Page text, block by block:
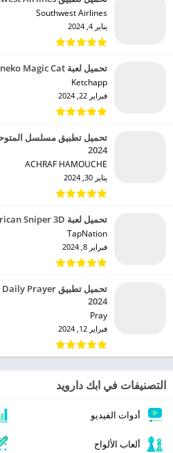
Southwest Airlines‏
يناير 4, 2024
تحميل لعبة Divineko Magic Cat مهكرة للاندرويد 2024
Ketchapp‏
فبراير 22, 2024
تحميل تطبيق مسلسل
2024
ACHRAF HAMOUCHE‏
يناير 30, 2024
تحميل لعبة American Sniper 3D مهكرة للاندرويد 2024
TapNation‏
فبراير 8, 2024
2024
Pray‏
فبراير 12, 2024
التصنيفات في ابك دارويد
أدوات الفيديو
ألعاب الألواح